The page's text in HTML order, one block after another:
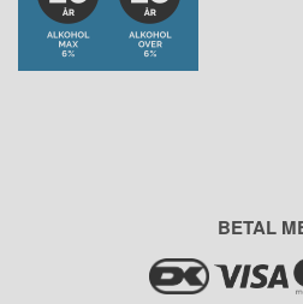
BETAL